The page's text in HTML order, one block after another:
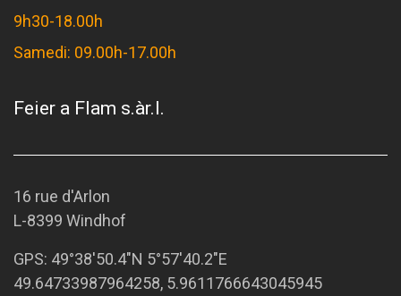
9h30-18.00h
Samedi: 09.00h-17.00h
Feier a Flam s.àr.l.
16 rue d'Arlon
L-8399 Windhof
GPS: 49°38'50.4"N 5°57'40.2"E
49.64733987964258, 5.9611766643045945